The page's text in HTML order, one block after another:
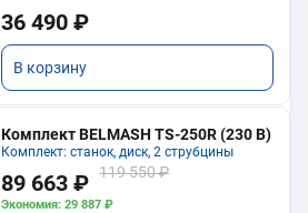
36 490 ₽
В корзину
Комплект BELMASH TS-250R (230 В)
Комплект: станок, диск, 2 струбцины
89 663 ₽ 119 550 ₽
Экономия: 29 887 ₽